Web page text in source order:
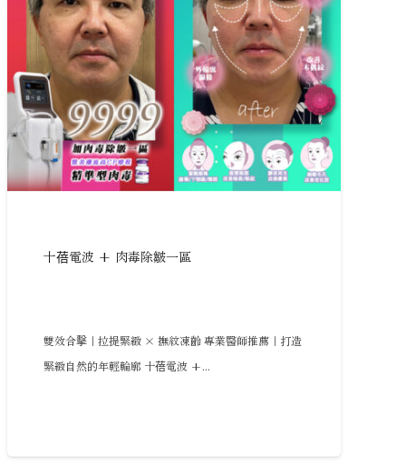
十蓓電波 + 肉毒除皺一區
雙效合擊｜拉提緊緻 × 撫紋凍齡 專業醫師推薦｜打造
緊緻自然的年輕輪廓 十蓓電波 +...